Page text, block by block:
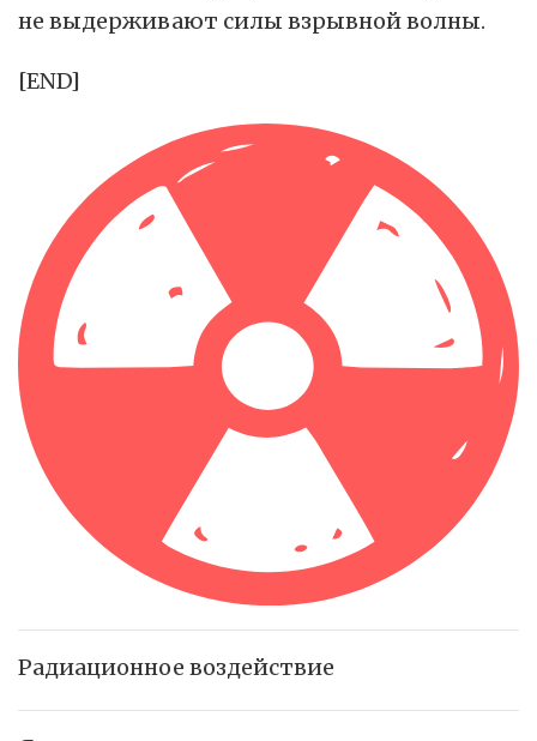
не выдерживают силы взрывной волны.
[END]
Радиационное воздействие